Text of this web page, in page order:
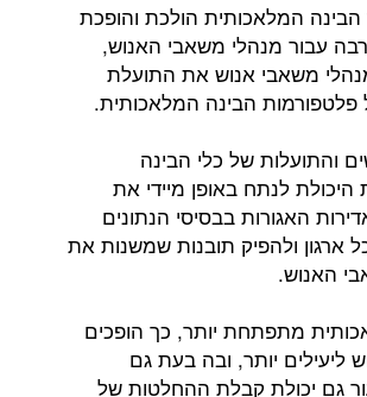
המלאכותית הולכת והופכת
עבור מנהלי משאבי האנוש,
מנהלי משאבי אנוש את התועלת
פלטפורמות הבינה המלאכותית.
והתועלות של כלי הבינה
לנתח באופן מיידי את
האגורות בבסיסי הנתונים
ארגון ולהפיק תובנות שמשנות את
האנוש.
מתפתחת יותר, כך הופכים
ליעילים יותר, ובה בעת גם
גם יכולת קבלת ההחלטות של